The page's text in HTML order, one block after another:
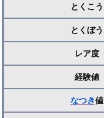
とくこう
とくぼう
レア度
経験値
なつき値